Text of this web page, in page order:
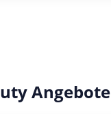
Angebote